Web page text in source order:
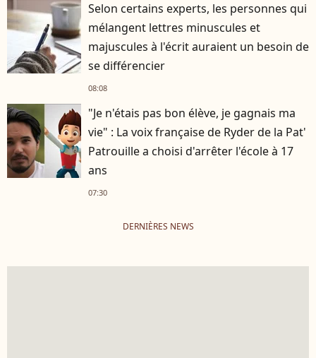
Selon certains experts, les personnes qui
mélangent lettres minuscules et
majuscules à l'écrit auraient un besoin de
se différencier
08:08
"Je n'étais pas bon élève, je gagnais ma
vie" : La voix française de Ryder de la Pat'
Patrouille a choisi d'arrêter l'école à 17
ans
07:30
DERNIÈRES NEWS